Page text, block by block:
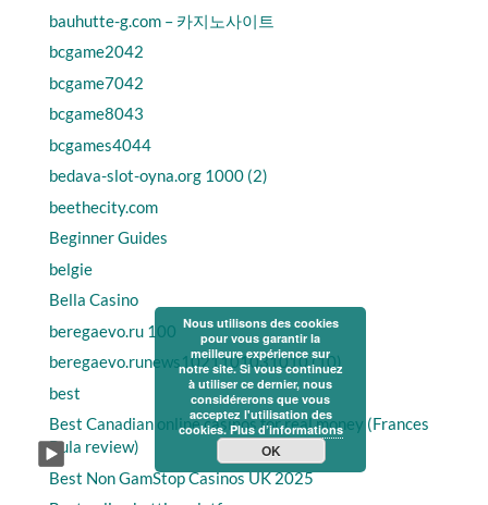
bauhutte-g.com – 카지노사이트
bcgame2042
bcgame7042
bcgame8043
bcgames4044
bedava-slot-oyna.org 1000 (2)
beethecity.com
Beginner Guides
belgie
Bella Casino
beregaevo.ru 100
beregaevo.runews1021101031010 (10)
best
Best Canadian online casinos for real money (Frances
Bula review)
Best Non GamStop Casinos UK 2025
Nous utilisons des cookies
pour vous garantir la
meilleure expérience sur
notre site. Si vous continuez
à utiliser ce dernier, nous
considérerons que vous
acceptez l'utilisation des
cookies.Plus d’informations
OK